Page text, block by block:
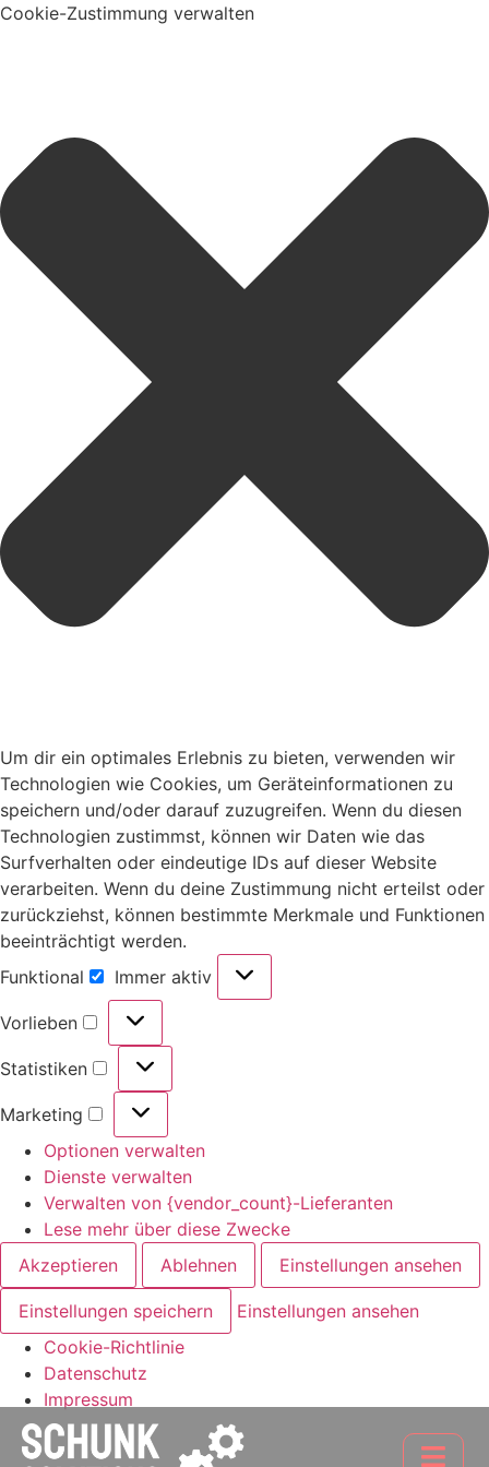
Cookie-Zustimmung verwalten
Um dir ein optimales Erlebnis zu bieten, verwenden wir
Technologien wie Cookies, um Geräteinformationen zu
speichern und/oder darauf zuzugreifen. Wenn du diesen
Technologien zustimmst, können wir Daten wie das
Surfverhalten oder eindeutige IDs auf dieser Website
verarbeiten. Wenn du deine Zustimmung nicht erteilst oder
zurückziehst, können bestimmte Merkmale und Funktionen
beeinträchtigt werden.
Funktional
Immer aktiv
Vorlieben
Statistiken
Marketing
Optionen verwalten
Dienste verwalten
Verwalten von {vendor_count}-Lieferanten
Lese mehr über diese Zwecke
Akzeptieren
Ablehnen Einstellungen ansehen
Einstellungen speichern
Einstellungen ansehen
Cookie-Richtlinie
Datenschutz
Impressum